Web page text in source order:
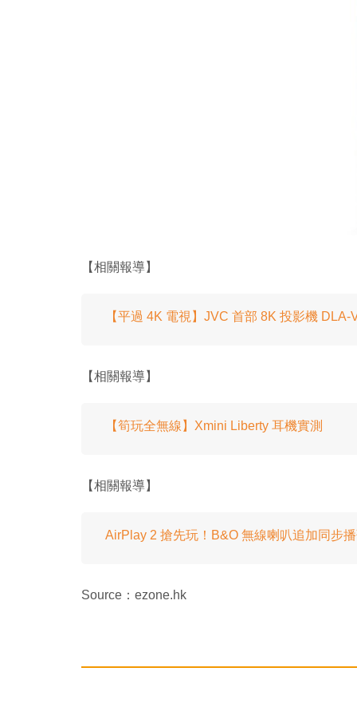
【相關報導】
【平過 4K 電視】JVC 首部 8K 投影機 DLA-
【相關報導】
【筍玩全無線】Xmini Liberty 耳機實測
【相關報導】
AirPlay 2 搶先玩！B&O 無線喇叭追加同步
Source：ezone.hk